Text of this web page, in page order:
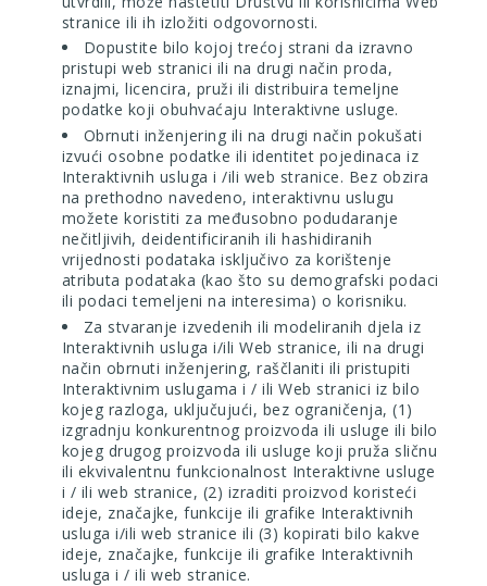
stranice ili ih izložiti odgovornosti.
Dopustite bilo kojoj trećoj strani da izravno
pristupi web stranici ili na drugi način proda,
iznajmi, licencira, pruži ili distribuira temeljne
podatke koji obuhvaćaju Interaktivne usluge.
Obrnuti inženjering ili na drugi način pokušati
izvući osobne podatke ili identitet pojedinaca iz
Interaktivnih usluga i /ili web stranice. Bez obzira
na prethodno navedeno, interaktivnu uslugu
možete koristiti za međusobno podudaranje
nečitljivih, deidentificiranih ili hashidiranih
vrijednosti podataka isključivo za korištenje
atributa podataka (kao što su demografski podaci
ili podaci temeljeni na interesima) o korisniku.
Za stvaranje izvedenih ili modeliranih djela iz
Interaktivnih usluga i/ili Web stranice, ili na drugi
način obrnuti inženjering, raščlaniti ili pristupiti
Interaktivnim uslugama i / ili Web stranici iz bilo
kojeg razloga, uključujući, bez ograničenja, (1)
izgradnju konkurentnog proizvoda ili usluge ili bilo
kojeg drugog proizvoda ili usluge koji pruža sličnu
ili ekvivalentnu funkcionalnost Interaktivne usluge
i / ili web stranice, (2) izraditi proizvod koristeći
ideje, značajke, funkcije ili grafike Interaktivnih
usluga i/ili web stranice ili (3) kopirati bilo kakve
ideje, značajke, funkcije ili grafike Interaktivnih
usluga i / ili web stranice.